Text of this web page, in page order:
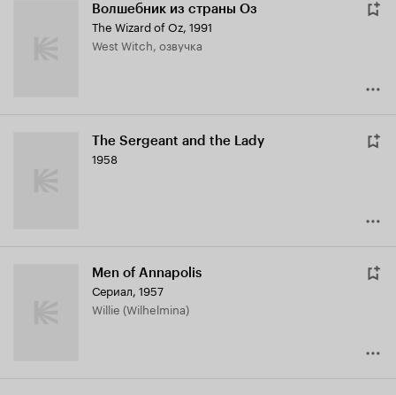
Волшебник из страны Оз
The Wizard of Oz, 1991
West Witch, озвучка
The Sergeant and the Lady
1958
Men of Annapolis
Сериал, 1957
Willie (Wilhelmina)